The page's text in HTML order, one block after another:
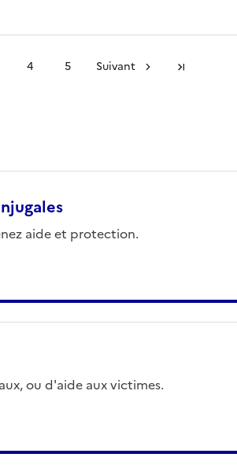
4 5 Suivant
aide et protection.
ou d'aide aux victimes.